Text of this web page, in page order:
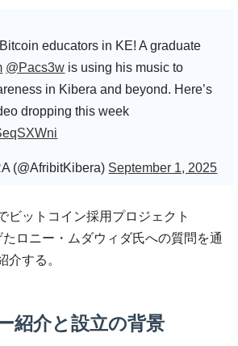
educators in KE! A graduate
@Pacs3w is using his music to
in Kibera and beyond. Here’s
dropping this week
(@AfribitKibera) September 1, 2025
ビットコイン採用プロジェクト
たロニー・ムダウィダ氏への質問を通
介する。
紹介と設立の背景